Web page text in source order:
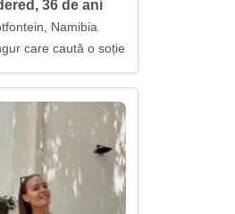
36 de ani
Namibia
care caută o soție